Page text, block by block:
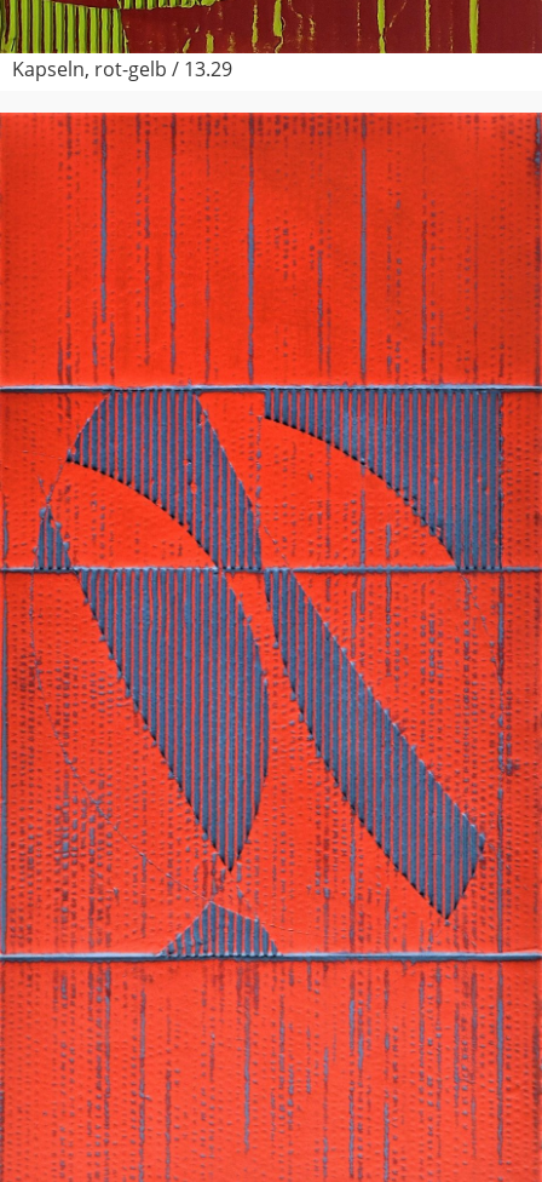
Kapseln, rot-gelb / 13.29